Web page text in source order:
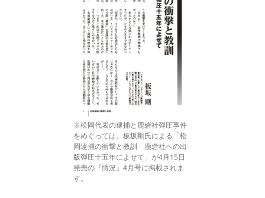
※松岡代表の逮捕と鹿砦社弾圧事件
をめぐっては、板坂剛氏による「松
岡逮捕の衝撃と教訓 鹿砦社への出
版弾圧十五年によせて」が4月15日
発売の『情況』4月号に掲載されま
す。